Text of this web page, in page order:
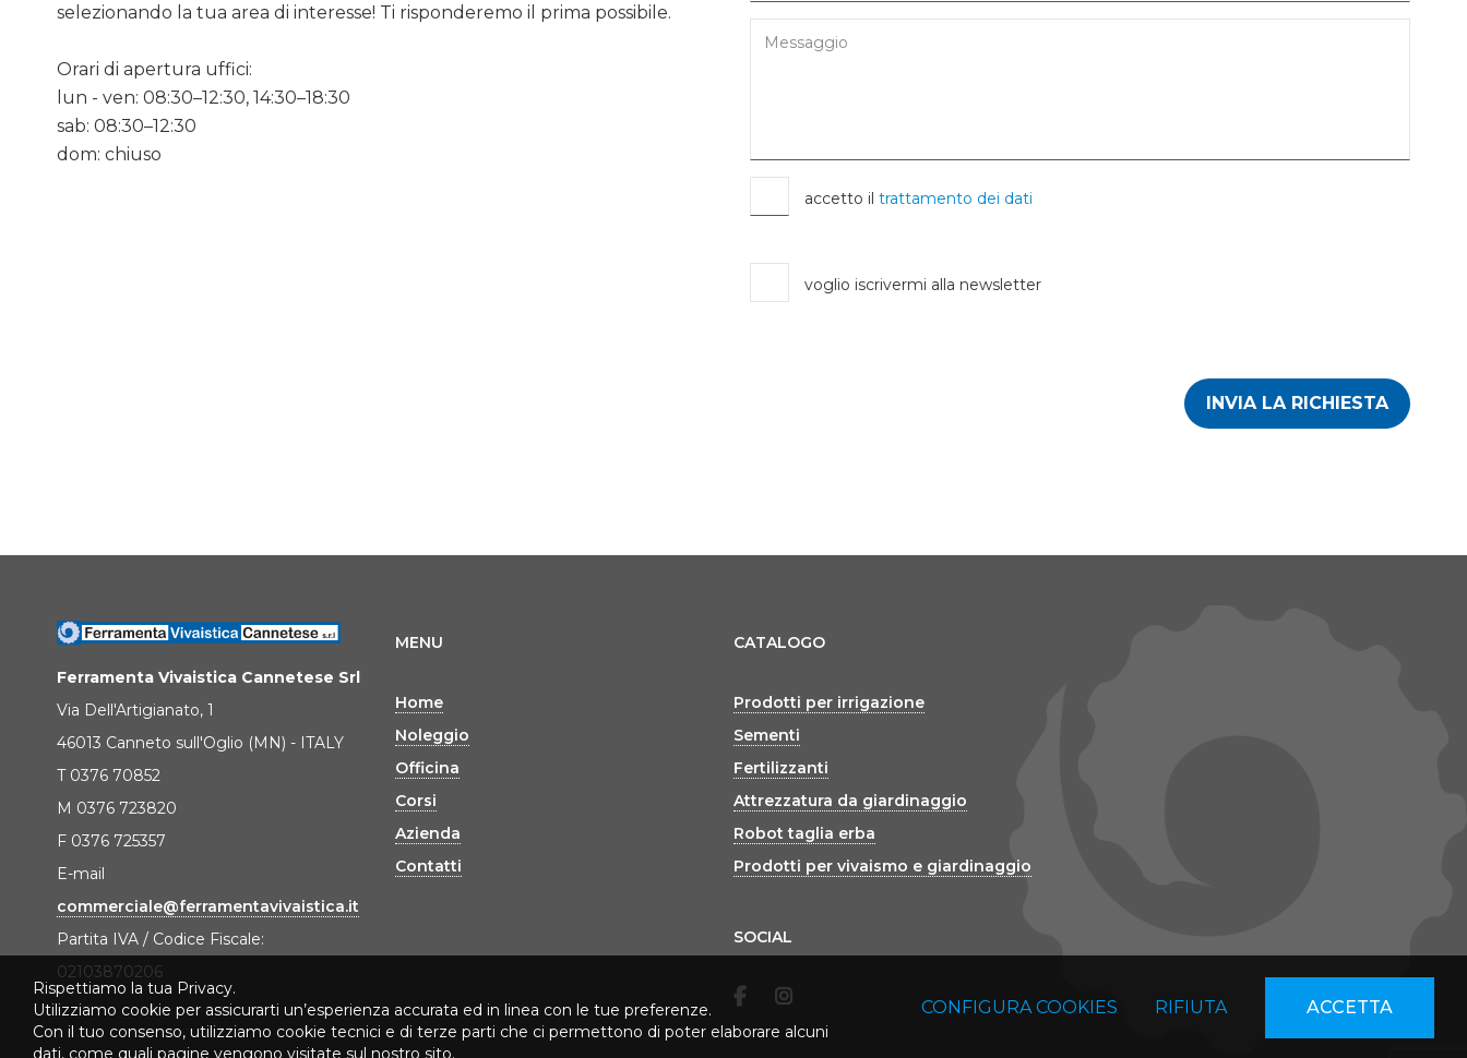
selezionando la tua area di interesse! Ti risponderemo il prima possibile.
Orari di apertura uffici:
lun - ven: 08:30–12:30, 14:30–18:30
sab: 08:30–12:30
dom: chiuso
accetto il trattamento dei dati
voglio iscrivermi alla newsletter
INVIA LA RICHIESTA
Ferramenta Vivaistica Cannetese Srl
Via Dell'Artigianato, 1
46013 Canneto sull'Oglio (MN) - ITALY
T 0376 70852
M 0376 723820
F 0376 725357
E-mail
commerciale@ferramentavivaistica.it
Partita IVA / Codice Fiscale:
02103870206
MENU
Home
Noleggio
Officina
Corsi
Azienda
Contatti
CATALOGO
Prodotti per irrigazione
Sementi
Fertilizzanti
Attrezzatura da giardinaggio
Robot taglia erba
Prodotti per vivaismo e giardinaggio
SOCIAL
Rispettiamo la tua Privacy.
Utilizziamo cookie per assicurarti un’esperienza accurata ed in linea con le tue preferenze.
Con il tuo consenso, utilizziamo cookie tecnici e di terze parti che ci permettono di poter elaborare alcuni
dati, come quali pagine vengono visitate sul nostro sito.
CONFIGURA COOKIES RIFIUTA ACCETTA